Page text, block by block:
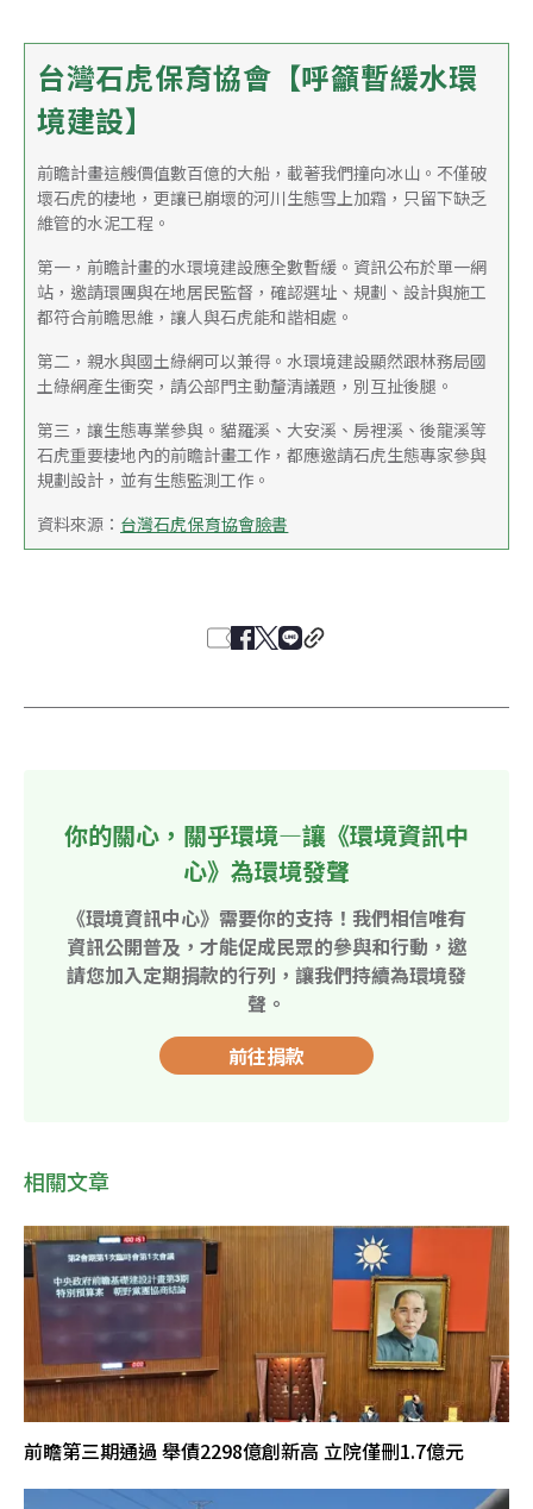
台灣石虎保育協會【呼籲暫緩水環
境建設】
前瞻計畫這艘價值數百億的大船，載著我們撞向冰山。不僅破
壞石虎的棲地，更讓已崩壞的河川生態雪上加霜，只留下缺乏
維管的水泥工程。
第一，前瞻計畫的水環境建設應全數暫緩。資訊公布於單一網
站，邀請環團與在地居民監督，確認選址、規劃、設計與施工
都符合前瞻思維，讓人與石虎能和諧相處。
第二，親水與國土綠網可以兼得。水環境建設顯然跟林務局國
土綠網產生衝突，請公部門主動釐清議題，別互扯後腿。
第三，讓生態專業參與。貓羅溪、大安溪、房裡溪、後龍溪等
石虎重要棲地內的前瞻計畫工作，都應邀請石虎生態專家參與
規劃設計，並有生態監測工作。
資料來源： 台灣石虎保育協會臉書
你的關心，關乎環境—讓《環境資訊中
心》為環境發聲
《環境資訊中心》需要你的支持！我們相信唯有
資訊公開普及，才能促成民眾的參與和行動，邀
請您加入定期捐款的行列，讓我們持續為環境發
聲。
前往捐款
相關文章
前瞻第三期通過 舉債2298億創新高 立院僅刪1.7億元